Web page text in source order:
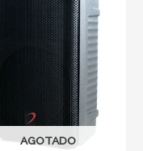
AGOTADO